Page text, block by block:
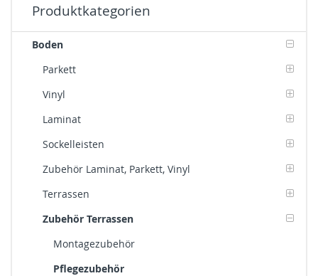
Produktkategorien
Boden
Parkett
Vinyl
Laminat
Sockelleisten
Zubehör Laminat, Parkett, Vinyl
Terrassen
Zubehör Terrassen
Montagezubehör
Pflegezubehör